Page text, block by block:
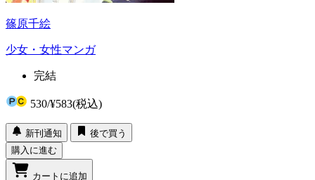
篠原千絵
少女・女性マンガ
完結
530/¥583(税込)
新刊通知
後で買う
購入に進む
カートに追加